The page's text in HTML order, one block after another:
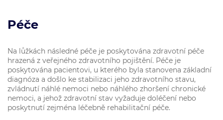
Péče
Na lůžkách následné péče je poskytována zdravotní péče
hrazená z veřejného zdravotního pojištění. Péče je
poskytována pacientovi, u kterého byla stanovena základní
diagnóza a došlo ke stabilizaci jeho zdravotního stavu,
zvládnutí náhlé nemoci nebo náhlého zhoršení chronické
nemoci, a jehož zdravotní stav vyžaduje doléčení nebo
poskytnutí zejména léčebně rehabilitační péče.